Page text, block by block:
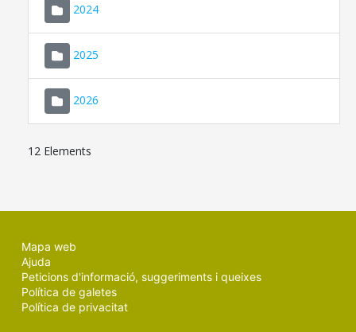
2024
2025
2026
12 Elements
Mapa web
Ajuda
Peticions d'informació, suggeriments i queixes
Política de galetes
Política de privacitat